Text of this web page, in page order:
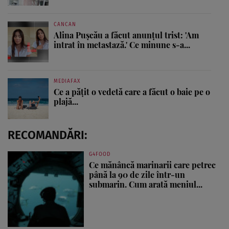
CANCAN
Alina Pușcău a făcut anunțul trist: 'Am
intrat în metastază.' Ce minune s-a...
MEDIAFAX
Ce a pățit o vedetă care a făcut o baie pe o
plajă...
RECOMANDĂRI:
G4FOOD
Ce mănâncă marinarii care petrec
până la 90 de zile într-un
submarin. Cum arată meniul...